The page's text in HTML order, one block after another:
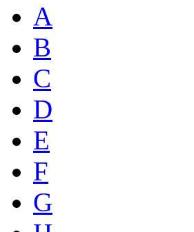
A
B
C
D
E
F
G